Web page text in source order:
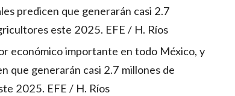
económico importante en todo México, y
que generarán casi 2.7 millones de
2025. EFE / H. Ríos